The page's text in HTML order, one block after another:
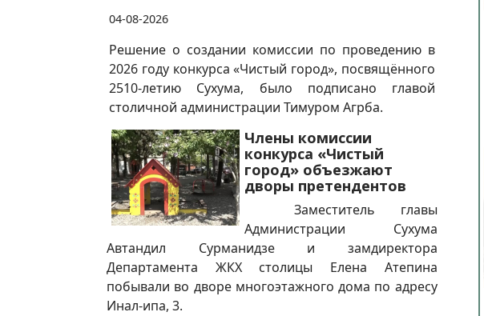
04-08-2026
Решение о создании комиссии по проведению в
2026 году конкурса «Чистый город», посвящённого
2510-летию Сухума, было подписано главой
столичной администрации Тимуром Агрба.
Члены комиссии
конкурса «Чистый
город» объезжают
дворы претендентов
Заместитель главы
Администрации Сухума
Автандил Сурманидзе и замдиректора
Департамента ЖКХ столицы Елена Атепина
побывали во дворе многоэтажного дома по адресу
Инал-ипа, 3.